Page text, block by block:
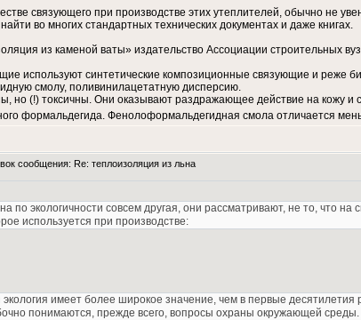
связующего при производстве этих утеплителей, обычно не
во многих стандартных технических документах и даже книгах.
из каменой ваты» издательство Ассоциации строительных
используют синтетические композиционные связующие и реже
смолу, поливинилацетатную дисперсию.
но (!) токсичны. Они оказывают раздражающее действие на кожу и
формальдегида. Фенолоформальдегидная смола отличается
сообщения: Re: теплоизоляция из льна
по экологичности совсем другая, они рассматривают, не то, что
используется при производстве:
имеет более широкое значение, чем в первые
понимаются, прежде всего, вопросы охраны окружающей среды.